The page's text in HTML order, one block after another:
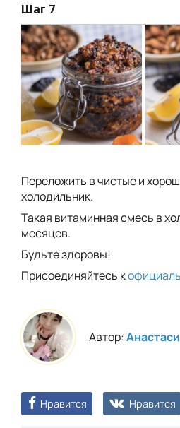
Шаг 7
Переложить в чистые и
холодильник.
Такая витаминная смесь в
месяцев.
Будьте здоровы!
Присоединяйтесь к
Автор:
Нравится Нравится